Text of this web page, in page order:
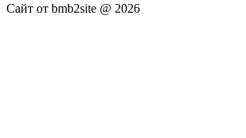
Сайт от bmb2site @ 2026